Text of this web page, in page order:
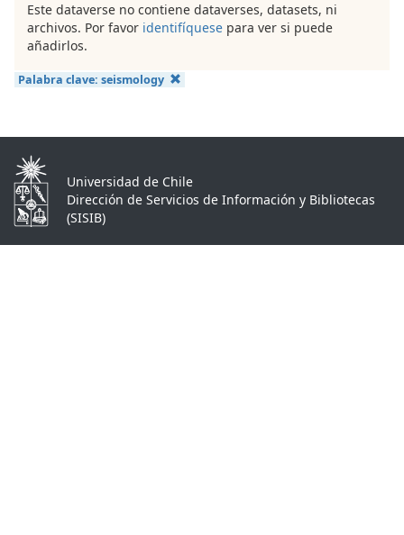
Este dataverse no contiene dataverses, datasets, ni
archivos. Por favor identifíquese para ver si puede
añadirlos.
Palabra clave: seismology
Universidad de Chile
Dirección de Servicios de Información y Bibliotecas
(SISIB)